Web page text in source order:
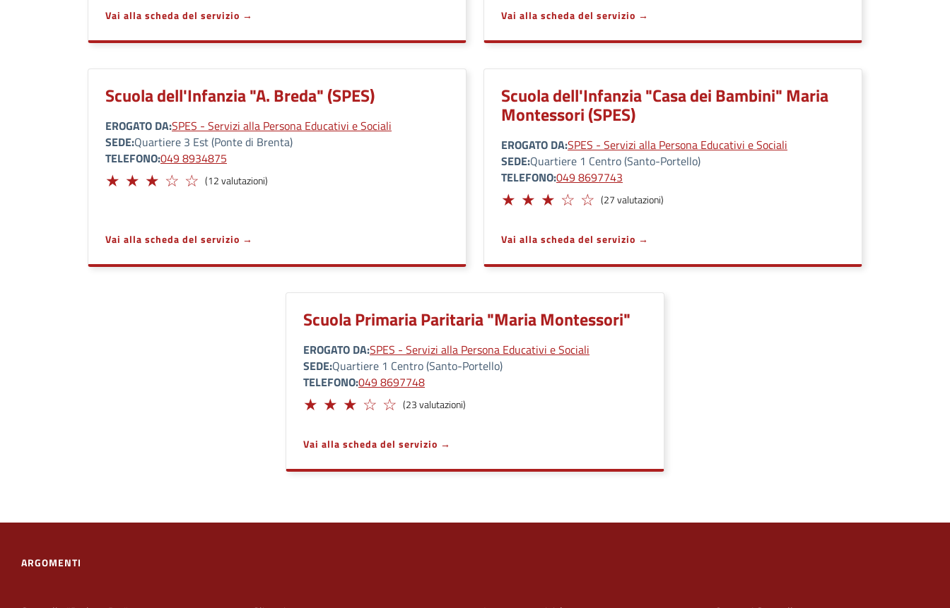
Vai alla scheda del servizio Vai alla scheda del servizio
Scuola dell'Infanzia "A. Breda" (SPES)
EROGATO DASPES - Servizi alla Persona Educativi e Sociali
SEDE Quartiere 3 Est (Ponte di Brenta)
TELEFONO049 8934875
Adeguato
(12 valutazioni)
Vai alla scheda del servizio
Scuola dell'Infanzia "Casa dei Bambini" Maria
Montessori (SPES)
EROGATO DASPES - Servizi alla Persona Educativi e Sociali
SEDEQuartiere 1 Centro (Santo-Portello)
TELEFONO049 8697743
Adeguato
(27 valutazioni)
Vai alla scheda del servizio
Scuola Primaria Paritaria "Maria Montessori"
EROGATO DASPES - Servizi alla Persona Educativi e Sociali
SEDE Quartiere 1 Centro (Santo-Portello)
TELEFONO049 8697748
Adeguato
(23 valutazioni)
Vai alla scheda del servizio
ARGOMENTI